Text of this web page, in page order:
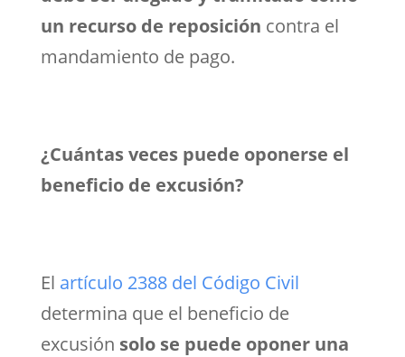
un recurso de reposición contra el
mandamiento de pago.
¿Cuántas veces puede oponerse el
beneficio de excusión?
El artículo 2388 del Código Civil
determina que el beneficio de
excusión solo se puede oponer una